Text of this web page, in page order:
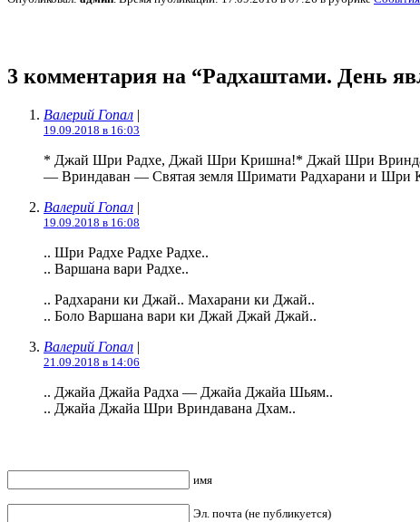
3 комментария на “Радхаштами. День
Валерий Гопал |
19.09.2018 в 16:03
* Джай Шри Радхе, Джай Шри Кришна!* Джай Шри
— Вриндаван — Святая земля Шримати Радхарани и
Валерий Гопал |
19.09.2018 в 16:08
.. Шри Радхе Радхе Радхе..
.. Варшана вари Радхе..
.. Радхарани ки Джай.. Махарани ки Джай..
.. Боло Варшана вари ки Джай Джай Джай..
Валерий Гопал |
21.09.2018 в 14:06
.. Джайа Джайа Радха — Джайа Джайа Шьям..
.. Джайа Джайа Шри Вриндавана Дхам..
имя
Эл. почта (не публикуется)